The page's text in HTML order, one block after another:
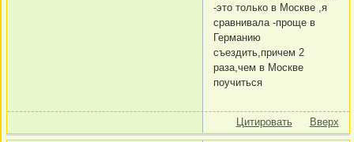
-это только в Москве ,я
сравнивала -проще в
Германию
съездить,причем 2
раза,чем в Москве
поучиться
Цитировать Вверх